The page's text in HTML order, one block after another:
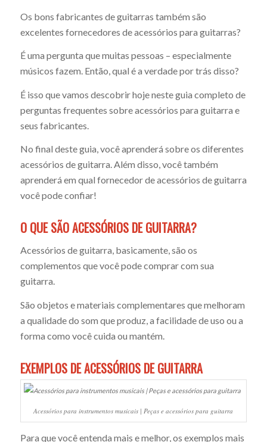
usado
com
muita
Os bons fabricantes de guitarras também são
excelentes fornecedores de acessórios para guitarras?
É uma pergunta que muitas pessoas – especialmente
músicos fazem. Então, qual é a verdade por trás disso?
É isso que vamos descobrir hoje neste guia completo de
perguntas frequentes sobre acessórios para guitarra e
seus fabricantes.
No final deste guia, você aprenderá sobre os diferentes
acessórios de guitarra. Além disso, você também
aprenderá em qual fornecedor de acessórios de guitarra
você pode confiar!
O QUE SÃO ACESSÓRIOS DE GUITARRA?
Acessórios de guitarra, basicamente, são os
complementos que você pode comprar com sua
guitarra.
São objetos e materiais complementares que melhoram
a qualidade do som que produz, a facilidade de uso ou a
forma como você cuida ou mantém.
EXEMPLOS DE ACESSÓRIOS DE GUITARRA
Acessórios para instrumentos musicais | Peças e acessórios para guitarra
Para que você entenda mais e melhor, os exemplos mais